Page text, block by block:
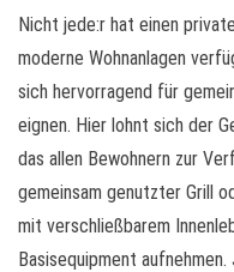
Nicht jede:r hat einen
moderne Wohnanlagen
sich hervorragend für
eignen. Hier lohnt sich der
das allen Bewohnern zur
gemeinsam genutzter Grill
mit verschließbarem
Basisequipment